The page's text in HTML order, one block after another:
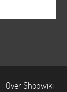
Over Shopwiki